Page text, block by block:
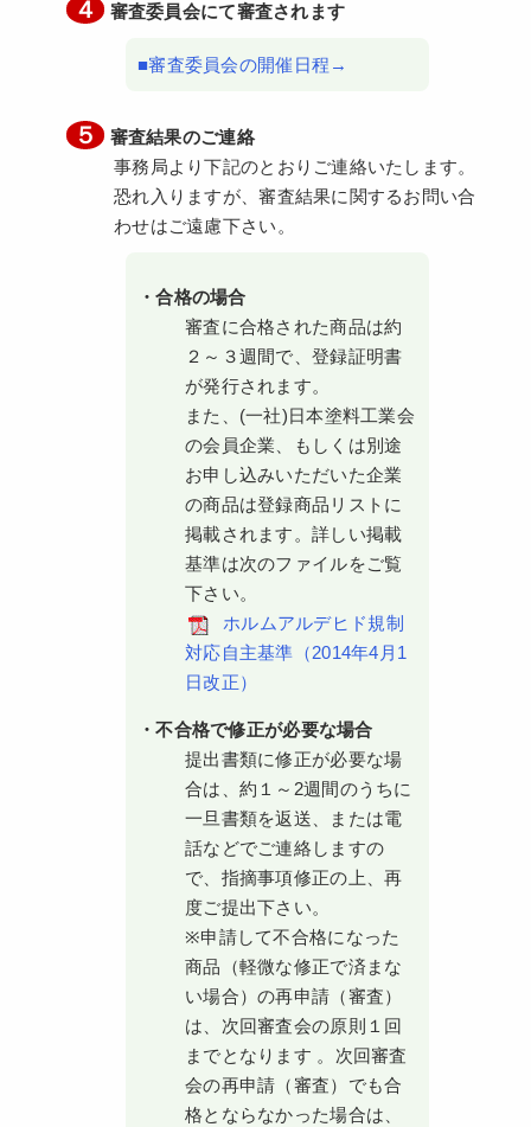
４ 審査委員会にて審査されます
■審査委員会の開催日程→
５
審査結果のご連絡
事務局より下記のとおりご連絡いたします。
恐れ入りますが、審査結果に関するお問い合
わせはご遠慮下さい。
・合格の場合
審査に合格された商品は約
２～３週間で、登録証明書
が発行されます。
また、(一社)日本塗料工業会
の会員企業、もしくは別途
お申し込みいただいた企業
の商品は登録商品リストに
掲載されます。詳しい掲載
基準は次のファイルをご覧
下さい。
ホルムアルデヒド規制
対応自主基準（2014年4月1
日改正）
・不合格で修正が必要な場合
提出書類に修正が必要な場
合は、約１～2週間のうちに
一旦書類を返送、または電
話などでご連絡しますの
で、指摘事項修正の上、再
度ご提出下さい。
※申請して不合格になった
商品（軽微な修正で済まな
い場合）の再申請（審査）
は、次回審査会の原則１回
までとなります 。次回審査
会の再申請（審査）でも合
格とならなかった場合は、